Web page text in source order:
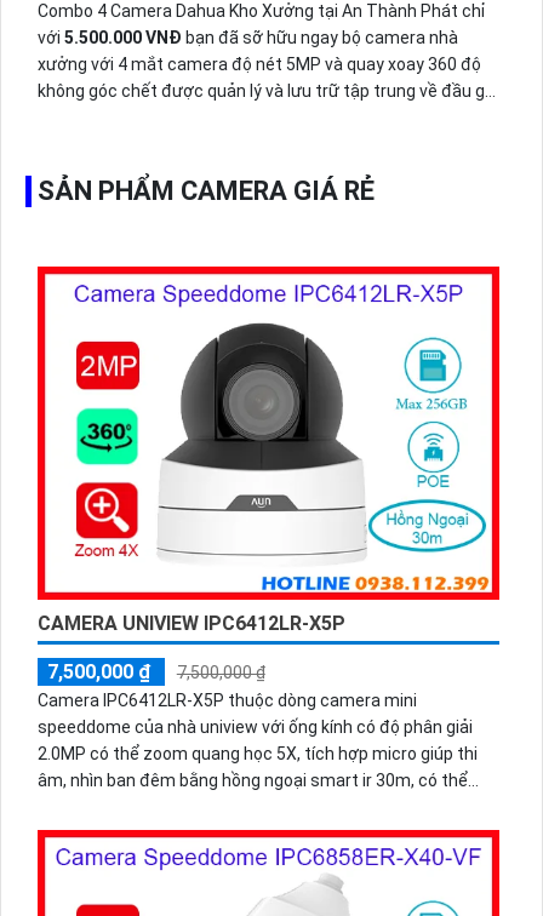
Combo 4 Camera Dahua Kho Xưởng tại An Thành Phát chỉ
với 5.500.000 VNĐ bạn đã sỡ hữu ngay bộ camera nhà
xưởng với 4 mắt camera độ nét 5MP và quay xoay 360 độ
không góc chết được quản lý và lưu trữ tập trung về đầu ghi
SẢN PHẨM CAMERA GIÁ RẺ
CAMERA UNIVIEW IPC6412LR-X5P
7,500,000 ₫
7,500,000 ₫
Camera IPC6412LR-X5P thuộc dòng camera mini
speeddome của nhà uniview với ống kính có độ phân giải
2.0MP có thể zoom quang học 5X, tích hợp micro giúp thi
âm, nhìn ban đêm bằng hồng ngoại smart ir 30m, có thể